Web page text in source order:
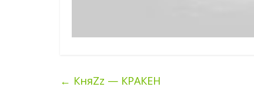
← КняZz — КРАКЕН